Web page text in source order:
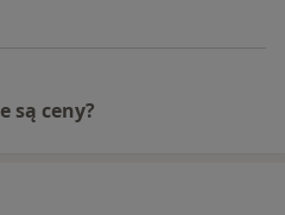
są ceny?